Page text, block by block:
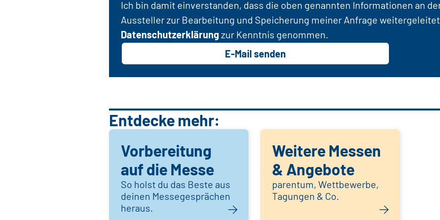
Ich bin damit einverstanden, dass die oben genannten Informationen an
Aussteller zur Bearbeitung und Speicherung meiner Anfrage
Datenschutzerklärungzur Kenntnis genommen.
E-Mail senden
Entdecke mehr:
Vorbereitung
auf die Messe
So holst du das Beste aus
deinen Messegesprächen
heraus.
Weitere Messen
& Angebote
parentum, Wettbewerbe,
Tagungen & Co.